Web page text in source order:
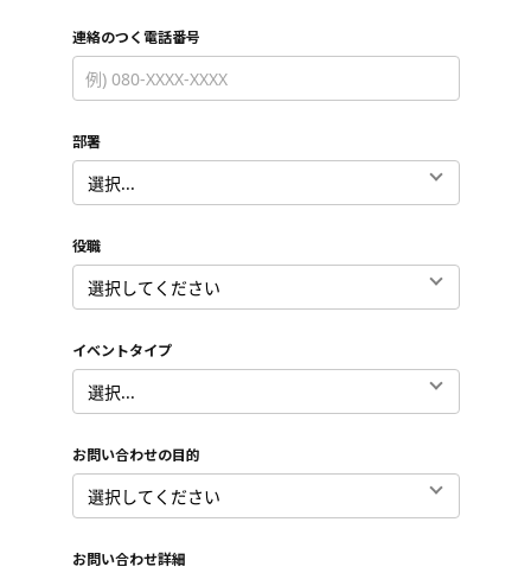
*
連絡のつく電話番号
*
部署
*
役職
*
イベントタイプ
*
お問い合わせの目的
*
お問い合わせ詳細